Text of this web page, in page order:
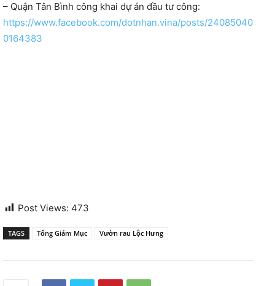
– Quận Tân Bình công khai dự án đầu tư công:
https://www.facebook.com/dotnhan.vina/posts/24085040
0164383
Post Views: 473
TAGS Tổng Giám Mục Vườn rau Lộc Hưng